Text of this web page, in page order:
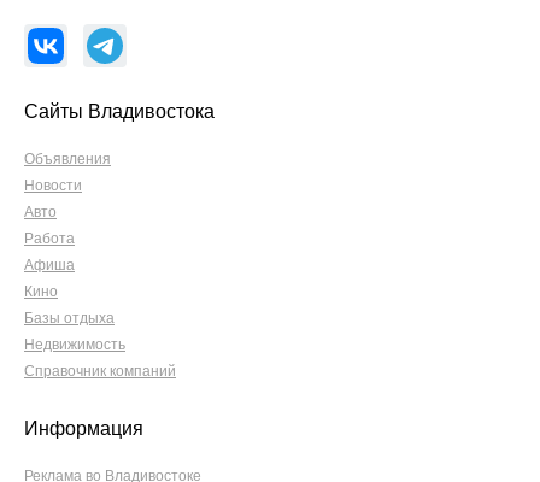
Сайты Владивостока
Объявления
Новости
Авто
Работа
Афиша
Кино
Базы отдыха
Недвижимость
Справочник компаний
Информация
Реклама во Владивостоке